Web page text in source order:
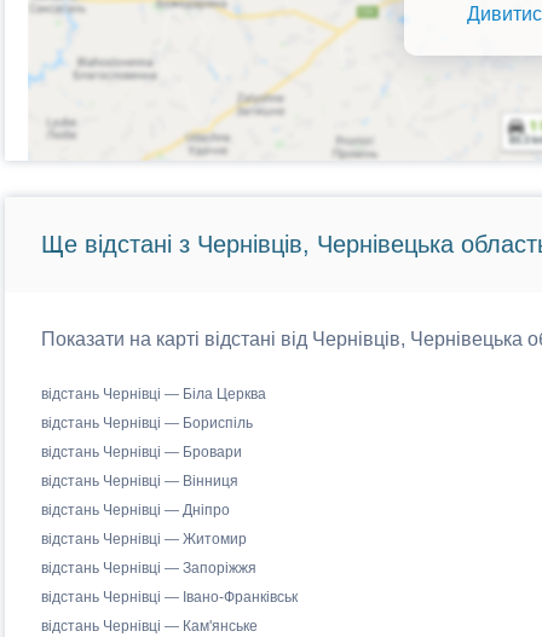
Ще відстані з Чернівців, Чернівецька
Показати на карті відстані від Чернівців, Чернівецька
відстань Чернівці — Біла Церква
відстань Чернівці — Бориспіль
відстань Чернівці — Бровари
відстань Чернівці — Вінниця
відстань Чернівці — Дніпро
відстань Чернівці — Житомир
відстань Чернівці — Запоріжжя
відстань Чернівці — Івано-Франківськ
відстань Чернівці — Кам'янське